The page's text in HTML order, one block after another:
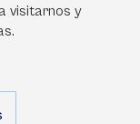
visitarnos y